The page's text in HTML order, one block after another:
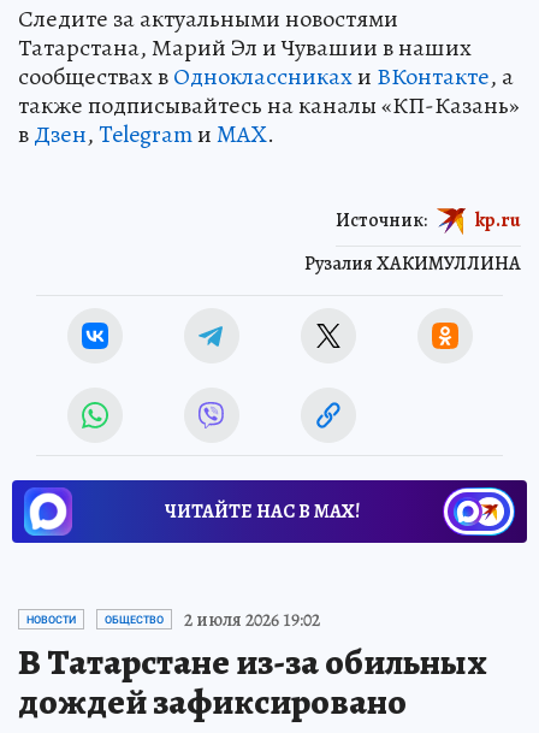
Следите за актуальными новостями
Татарстана, Марий Эл и Чувашии в наших
сообществах вОдноклассникахи ВКонтакте, а
также подписывайтесь на каналы «КП-Казань»
вДзен,TelegramиMAX.
Рузалия ХАКИМУЛЛИНА
Источник: kp.ru
ЧИТАЙТЕ НАС В МАХ!
НОВОСТИ ОБЩЕСТВО 2 июля 2026 19:02
В Татарстане из-за обильных
дождей зафиксировано